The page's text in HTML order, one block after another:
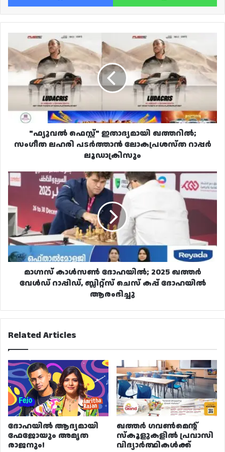
"ഫ്യൂവൽ
ഫെസ്റ്റ്"
ഇതാദ്യമായി
ഖത്തറിൽ;
സംഗീത
ലഹരി
പടർത്താൻ
ലോകപ്രശസ്ത
റാപ്പർ
ലൂഡാക്രിസും"ഫ്യൂവൽ ഫെസ്റ്റ്" ഇതാദ്യമായി ഖത്തറിൽ;
സംഗീത ലഹരി പടർത്താൻ ലോകപ്രശസ്ത റാപ്പർ
ലൂഡാക്രിസും
മാഗ്നസ്
കാൾസൺ
ദോഹയിൽ;
2025
ഖത്തർ
വേൾഡ്
റാപ്പിഡ്,
ബ്ലിറ്റ്സ്
ചെസ്
ദോഹയിൽ
മാഗ്നസ് കാൾസൺ ദോഹയിൽ; 2025 ഖത്തർ
വേൾഡ് റാപ്പിഡ്, ബ്ലിറ്റ്സ് ചെസ് കപ്പ് ദോഹയിൽ
ആരംഭിച്ചു
Related Articles
ദോഹയിൽ ആദ്യമായി
ഫേജോയും അമൃത
രാജനും!
ഖത്തർ ഗവൺമെന്റ്
സ്കൂളുകളിൽ പ്രവാസി
വിദ്യാർത്ഥികൾക്ക്